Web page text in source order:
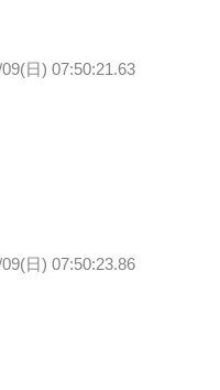
日) 07:50:21.63
日) 07:50:23.86